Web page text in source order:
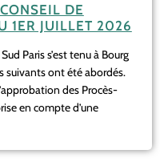
DE
1ER JUILLET 2026
Paris s’est tenu à Bourg
suivants ont été abordés.
des Procès-
en compte d’une